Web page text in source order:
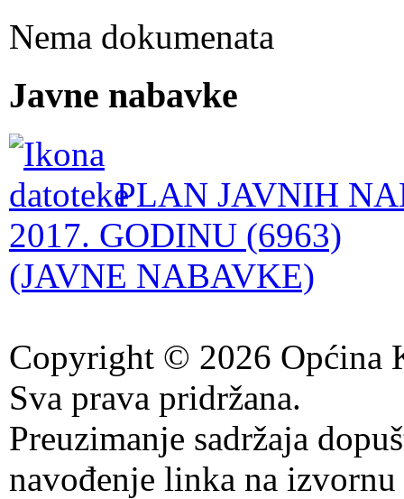
Nema dokumenata
Javne nabavke
PLAN JAVNIH
2017. GODINU (6963)
(JAVNE NABAVKE)
Copyright © 2026 Općina
Sva prava pridržana.
Preuzimanje sadržaja
navođenje linka na izvornu